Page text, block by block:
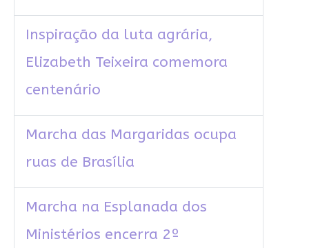
Inspiração da luta agrária,
Elizabeth Teixeira comemora
centenário
Marcha das Margaridas ocupa
ruas de Brasília
Marcha na Esplanada dos
Ministérios encerra 2º